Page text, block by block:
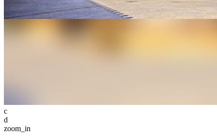
c
d
zoom_in